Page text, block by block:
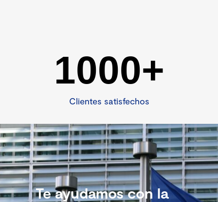
1000+
Clientes satisfechos
Te ayudamos con la